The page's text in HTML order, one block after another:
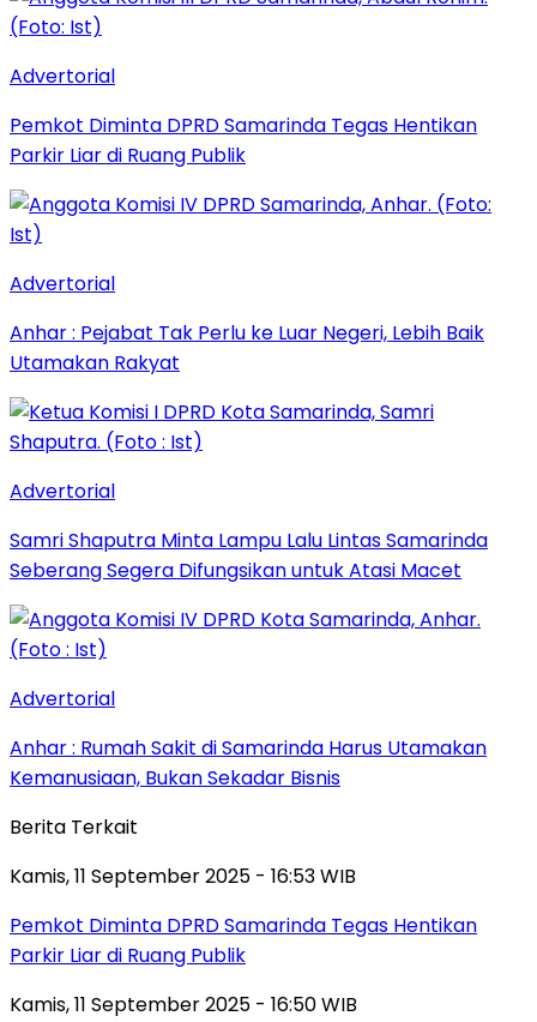
Advertorial
Pemkot Diminta DPRD Samarinda Tegas Hentikan
Parkir Liar di Ruang Publik
Advertorial
Anhar : Pejabat Tak Perlu ke Luar Negeri, Lebih Baik
Utamakan Rakyat
Advertorial
Samri Shaputra Minta Lampu Lalu Lintas Samarinda
Seberang Segera Difungsikan untuk Atasi Macet
Advertorial
Anhar : Rumah Sakit di Samarinda Harus Utamakan
Kemanusiaan, Bukan Sekadar Bisnis
Berita Terkait
Kamis, 11 September 2025 - 16:53 WIB
Pemkot Diminta DPRD Samarinda Tegas Hentikan
Parkir Liar di Ruang Publik
Kamis, 11 September 2025 - 16:50 WIB